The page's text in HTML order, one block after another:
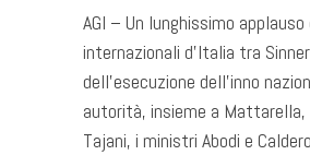
AGI – Un lunghissimo
internazionali d’Italia tra
dell’esecuzione dell’inno
autorità, insieme a Mattarella,
Tajani, i ministri Abodi e